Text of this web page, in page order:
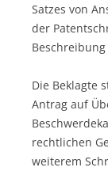
Satzes von
der
Die Beklagte
Antrag auf
rechtlichen
weiterem